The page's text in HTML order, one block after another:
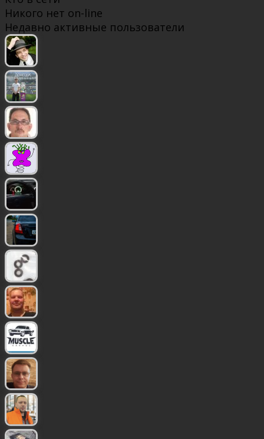
Никого нет on-line
Недавно активные пользователи